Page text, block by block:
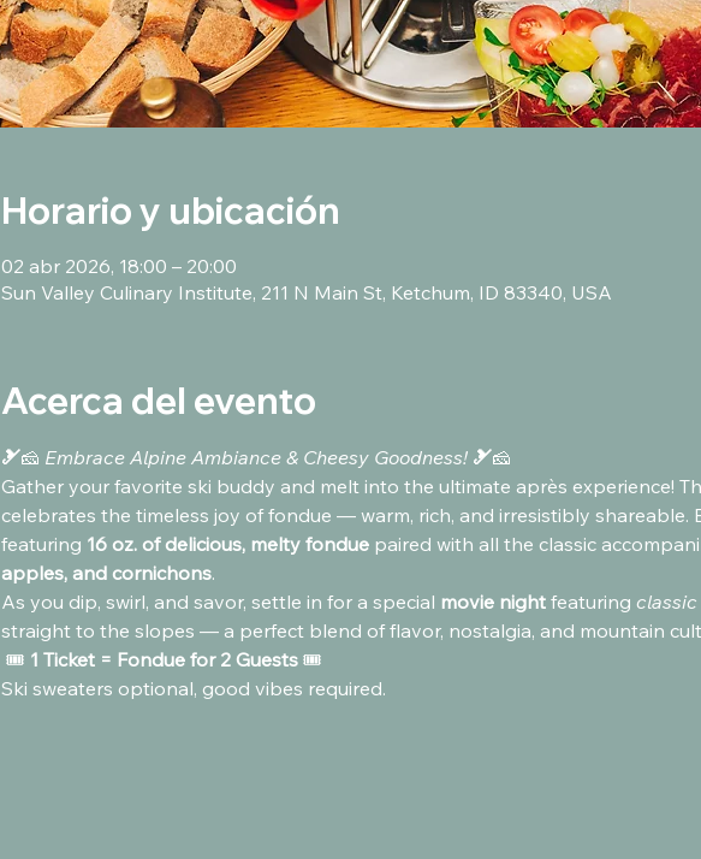
Horario y ubicación
02 abr 2026, 18:00 – 20:00
Sun Valley Culinary Institute, 211 N Main St, Ketchum, ID 83340, USA
Acerca del evento
🎿🧀 Embrace Alpine Ambiance & Cheesy Goodness! 🎿🧀
Gather your favorite ski buddy and melt into the ultimate après experience!
celebrates the timeless joy of fondue — warm, rich, and irresistibly shareable.
featuring 16 oz. of delicious, melty fondue paired with all the classic
apples, and cornichons.
As you dip, swirl, and savor, settle in for a special movie night featuring
straight to the slopes — a perfect blend of flavor, nostalgia, and mountain
🎟️ 1 Ticket = Fondue for 2 Guests 🎟️
Ski sweaters optional, good vibes required.